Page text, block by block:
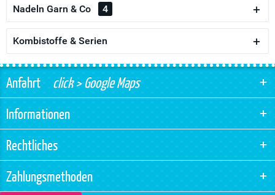
Nadeln Garn & Co 4
Kombistoffe & Serien
Anfahrtclick > Google Maps
Informationen
Rechtliches
Zahlungsmethoden